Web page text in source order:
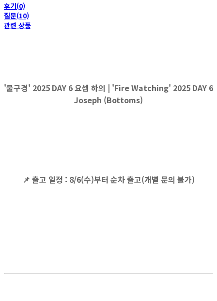
후기(0)
질문(10)
관련 상품
'불구경' 2025 DAY 6 요셉 하의 | 'Fire Watching' 2025 DAY 6
Joseph (Bottoms)
📌 출고 일정 : 8/6(수)부터 순차 출고(개별 문의 불가)